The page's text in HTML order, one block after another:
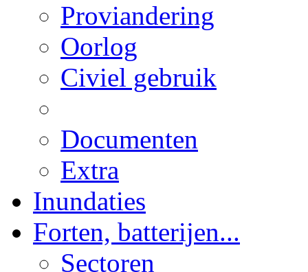
Proviandering
Oorlog
Civiel gebruik
Documenten
Extra
Inundaties
Forten, batterijen...
Sectoren